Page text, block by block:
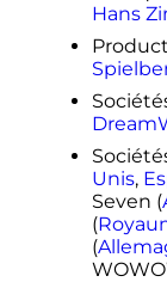
Hans
Unis,
Seven (
(
(